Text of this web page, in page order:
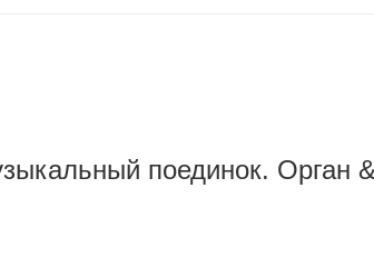
поединок. Орган